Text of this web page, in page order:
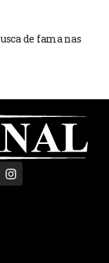
de fama nas